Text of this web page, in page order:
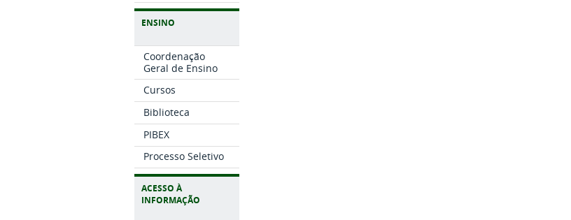
ENSINO
Coordenação
Geral de Ensino
Cursos
Biblioteca
PIBEX
Processo Seletivo
ACESSO À
INFORMAÇÃO